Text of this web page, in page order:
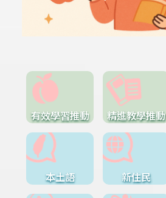
有效學習推動 精進教學推動
本土語 新住民